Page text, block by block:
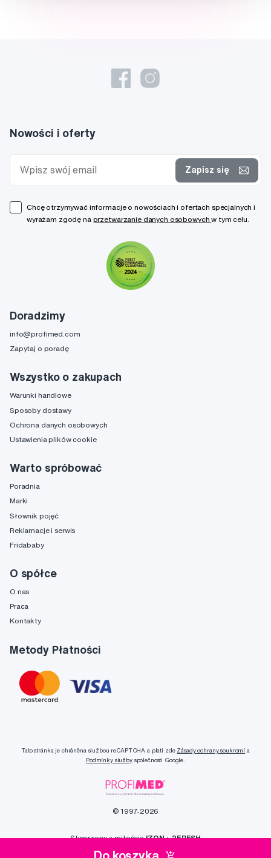
Do koszyka
Doradzimy
info@profimed.com
Zapytaj o poradę
Wszystko o zakupach
Warunki handlowe
Sposoby dostawy
Ochrona danych osobowych
Ustawienia plików cookie
Warto spróbować
Poradnia
Marki
Słownik pojęć
Reklamacje i serwis
Fridababy
O spółce
O nas
Praca
Kontakty
Metody Płatności
Nowości i oferty
Zapisz się
Chcę otrzymywać informacje o nowościach i ofertach specjalnych i
wyrażam zgodę na przetwarzanie danych osobowychw tym celu.
Tato stránka je chráněna službou reCAPTCHA a platí zde Zásady ochrany soukromí a
Podmínky službyspolečnosti Google.
© 1997-2026
Stworzony z miłościąIZON+2FRESH